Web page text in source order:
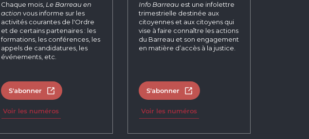
Chaque mois, Le Barreau en
action vous informe sur les
activités courantes de l'Ordre
et de certains partenaires : les
formations, les conférences, les
appels de candidatures, les
événements, etc.
S'abonner Ouvrir dans un nouvel onglet
Voir les numéros
Info Barreau est une infolettre
trimestrielle destinée aux
citoyennes et aux citoyens qui
vise à faire connaître les actions
du Barreau et son engagement
en matière d’accès à la justice.
S'abonner Ouvrir dans un nouvel onglet
Voir les numéros